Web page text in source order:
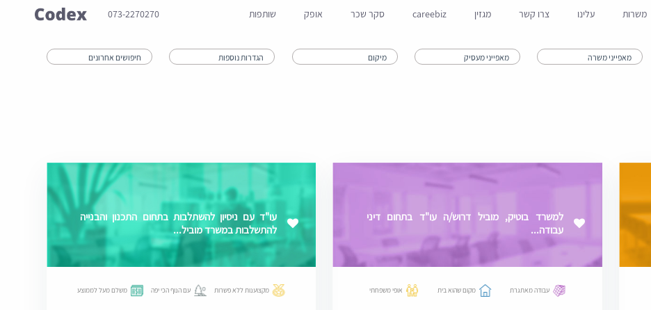
משרות עלינו צרו קשר מגזין careebiz סקר שכר אופק שותפות 073-2270270
למשרד בוטיק, מוביל דרוש/ה עו"ד בתחום דיני
עבודה...
עבודה מאתגרת מקום שהוא בית אופי משפחתי
עו"ד עם ניסיון להשתלבות בתחום התכנון והבנייה
להתשלבות במשרד מוביל...
מקצוענות ללא פשרות עם הנוף הכי יפה משלם מעל לממוצע